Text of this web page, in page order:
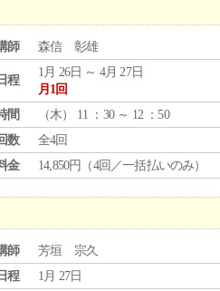
師 森信 彰雄
程
1月 26日 ～ 4月 27日
月1回
間
（木） 11 ：30 ～ 12 ：50
数
全4回
金
14,850円（4回／一括払いのみ）
師
芳垣 宗久
程
1月 27日